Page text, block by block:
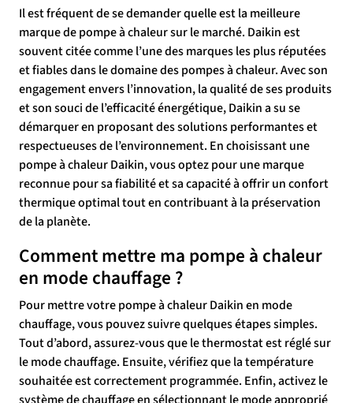
Il est fréquent de se demander quelle est la meilleure
marque de pompe à chaleur sur le marché. Daikin est
souvent citée comme l’une des marques les plus réputées
et fiables dans le domaine des pompes à chaleur. Avec son
engagement envers l’innovation, la qualité de ses produits
et son souci de l’efficacité énergétique, Daikin a su se
démarquer en proposant des solutions performantes et
respectueuses de l’environnement. En choisissant une
pompe à chaleur Daikin, vous optez pour une marque
reconnue pour sa fiabilité et sa capacité à offrir un confort
thermique optimal tout en contribuant à la préservation
de la planète.
Comment mettre ma pompe à chaleur
en mode chauffage ?
Pour mettre votre pompe à chaleur Daikin en mode
chauffage, vous pouvez suivre quelques étapes simples.
Tout d’abord, assurez-vous que le thermostat est réglé sur
le mode chauffage. Ensuite, vérifiez que la température
souhaitée est correctement programmée. Enfin, activez le